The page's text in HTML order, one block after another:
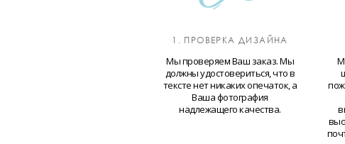
1. ПРОВЕРКА ДИЗАЙНА
Мы проверяем Ваш заказ. Мы
должны удостовериться, что в
тексте нет никаких опечаток, а
Ваша фотография
надлежащего качества.